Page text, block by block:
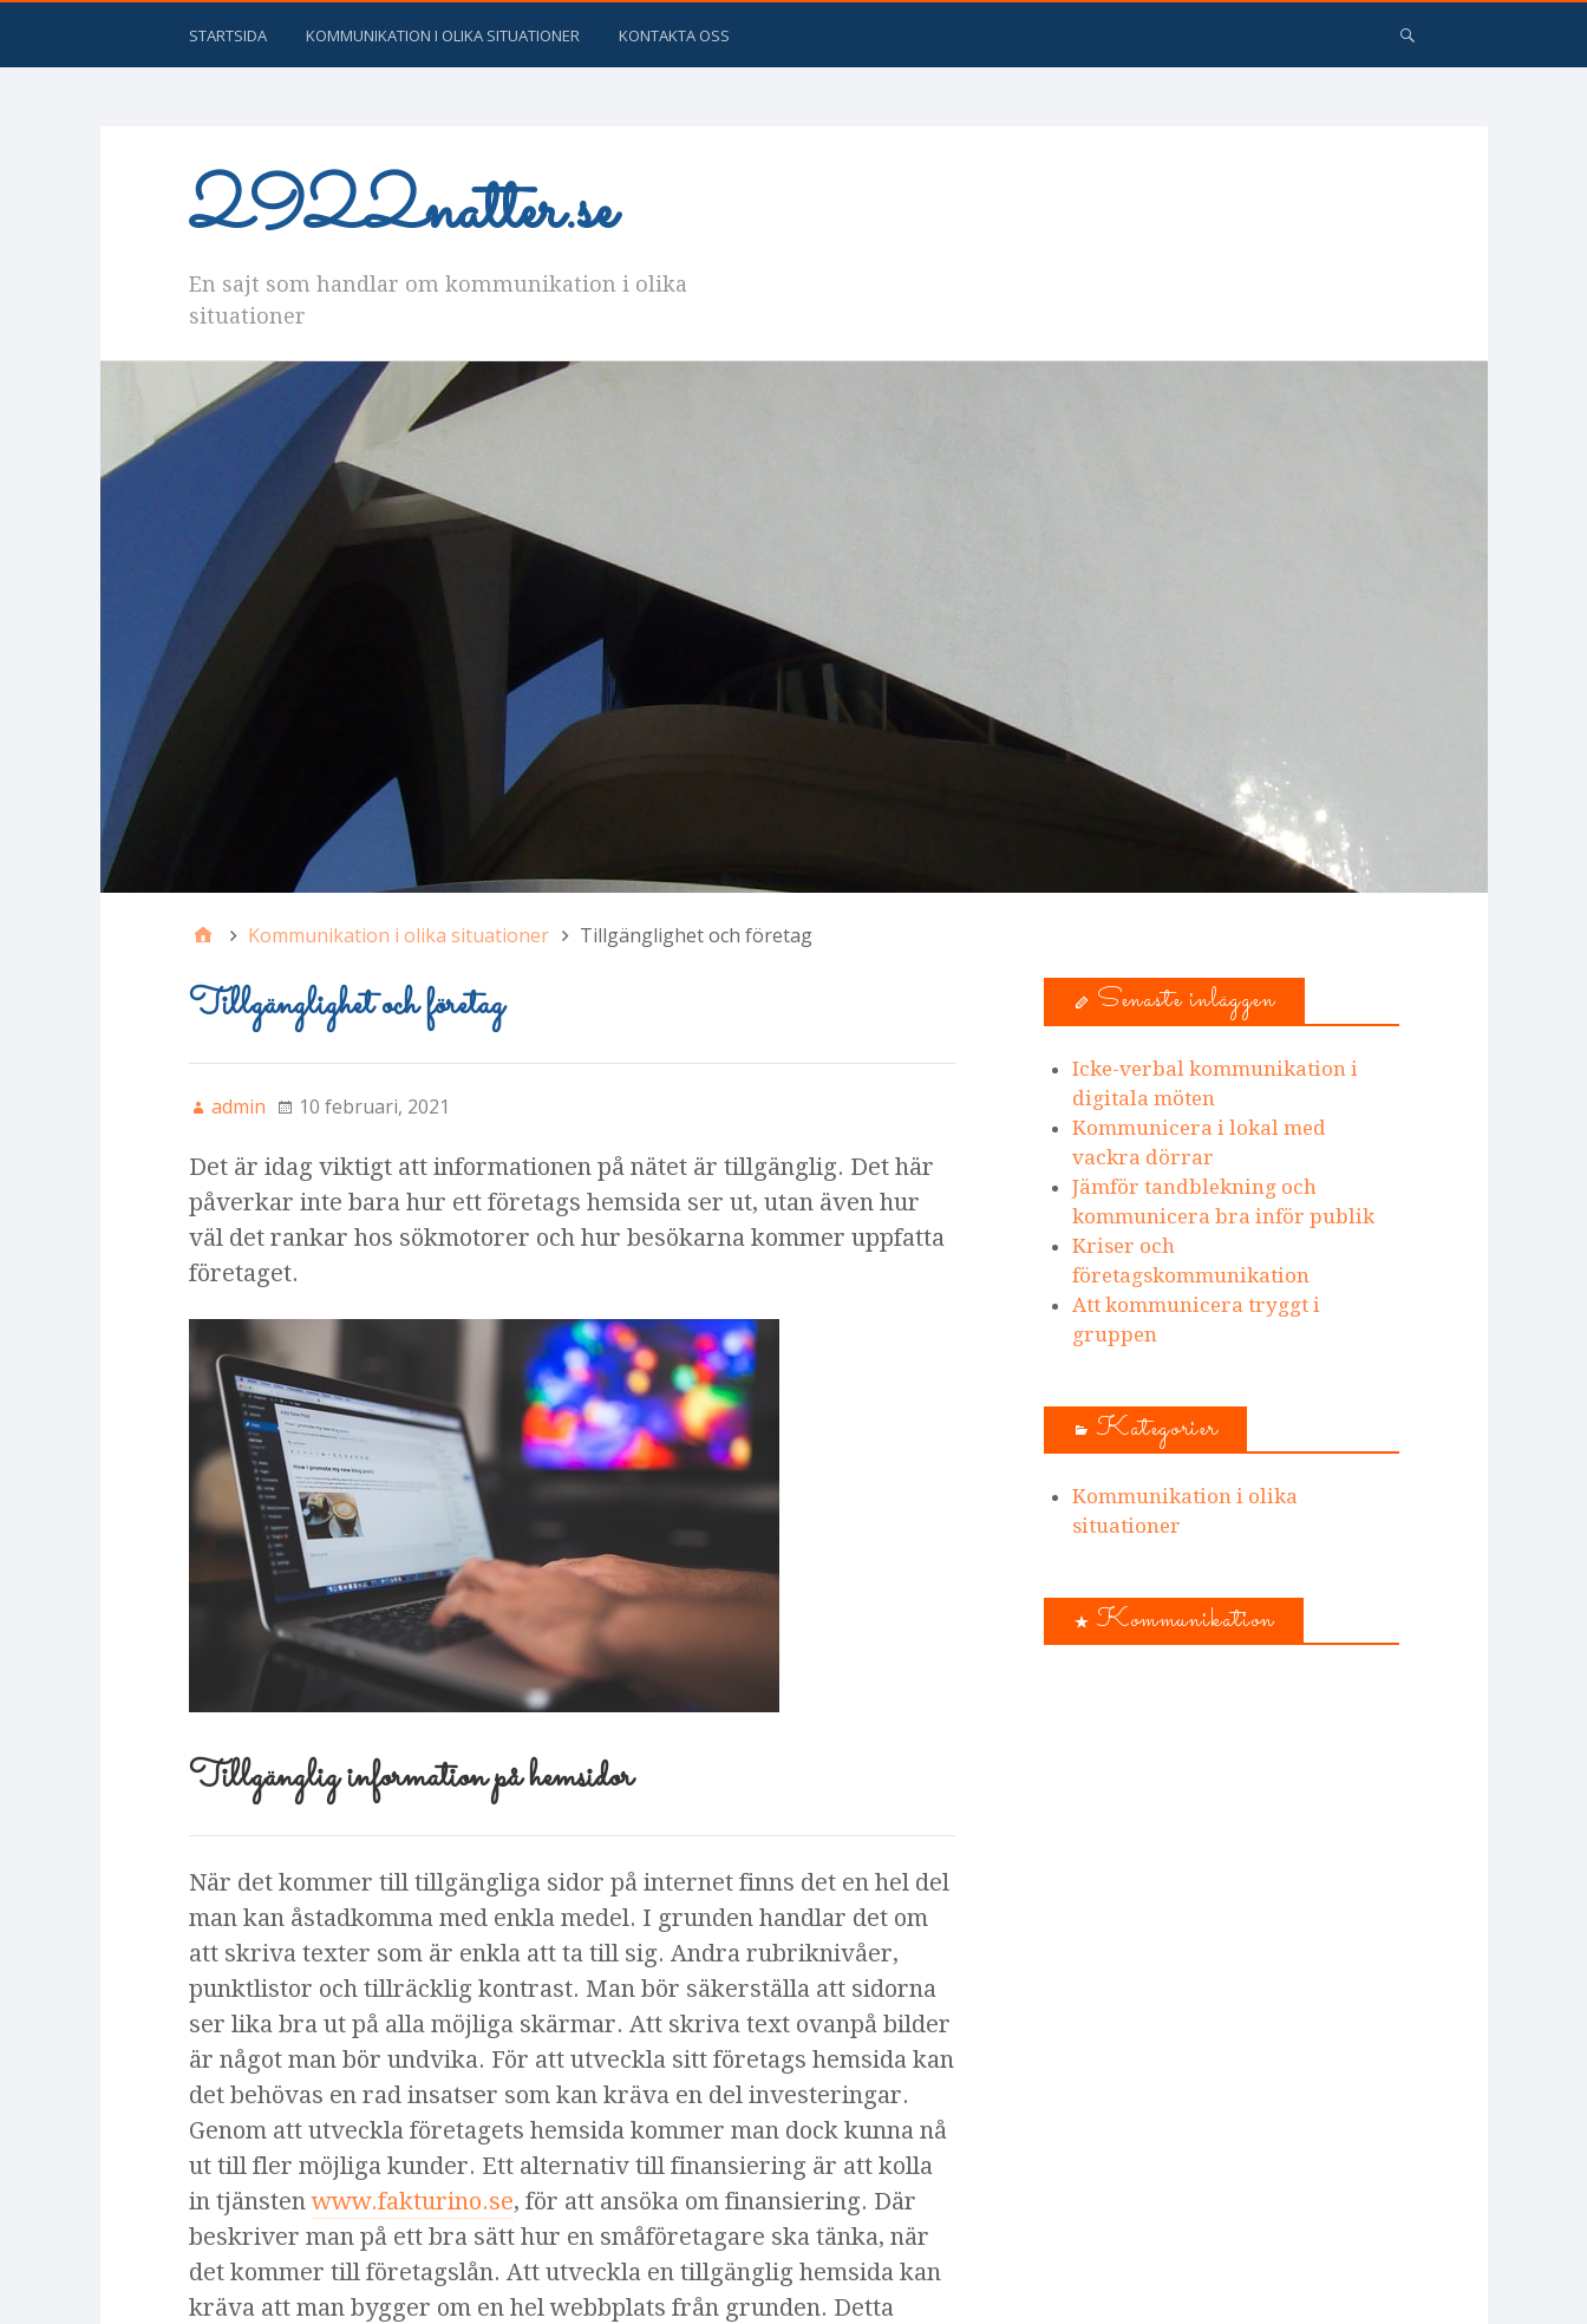
STARTSIDA KOMMUNIKATION I OLIKA SITUATIONER KONTAKTA OSS
2922natter.se
En sajt som handlar om kommunikation i olika
situationer
Kommunikation i olika situationer Tillgänglighet och företag
Tillgänglighet och företag
admin 10 februari, 2021
Det är idag viktigt att informationen på nätet är tillgänglig. Det här
påverkar inte bara hur ett företags hemsida ser ut, utan även hur
väl det rankar hos sökmotorer och hur besökarna kommer uppfatta
företaget.
Tillgänglig information på hemsidor
När det kommer till tillgängliga sidor på internet finns det en hel del
man kan åstadkomma med enkla medel. I grunden handlar det om
att skriva texter som är enkla att ta till sig. Andra rubriknivåer,
punktlistor och tillräcklig kontrast. Man bör säkerställa att sidorna
ser lika bra ut på alla möjliga skärmar. Att skriva text ovanpå bilder
är något man bör undvika. För att utveckla sitt företags hemsida kan
det behövas en rad insatser som kan kräva en del investeringar.
Genom att utveckla företagets hemsida kommer man dock kunna nå
ut till fler möjliga kunder. Ett alternativ till finansiering är att kolla
in tjänstenwww.fakturino.se, för att ansöka om finansiering. Där
beskriver man på ett bra sätt hur en småföretagare ska tänka, när
det kommer till företagslån. Att utveckla en tillgänglig hemsida kan
kräva att man bygger om en hel webbplats från grunden. Detta
Senaste inläggen
Icke-verbal kommunikation i
digitala möten
Kommunicera i lokal med
vackra dörrar
Jämför tandblekning och
kommunicera bra inför publik
Kriser och
företagskommunikation
Att kommunicera tryggt i
gruppen
Kategorier
Kommunikation i olika
situationer
Kommunikation